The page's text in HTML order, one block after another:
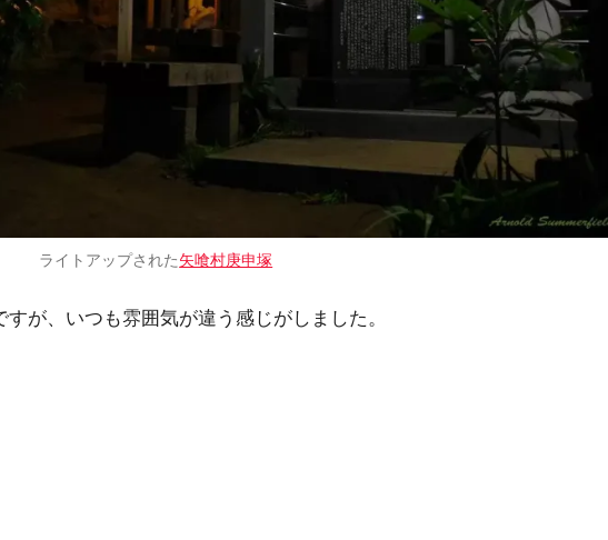
ライトアップされた矢喰村庚申塚
が、いつも雰囲気が違う感じがしました。